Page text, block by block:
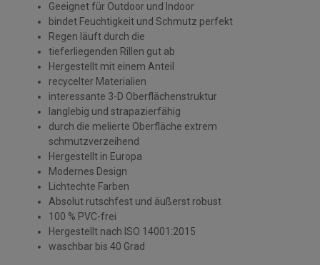
Geeignet für Outdoor und Indoor
bindet Feuchtigkeit und Schmutz perfekt
Regen läuft durch die
tieferliegenden Rillen gut ab
Hergestellt mit einem Anteil
recycelter Materialien
interessante 3-D Oberflächenstruktur
langlebig und strapazierfähig
durch die melierte Oberfläche extrem
schmutzverzeihend
Hergestellt in Europa
Modernes Design
Lichtechte Farben
Absolut rutschfest und äußerst robust
100 % PVC-frei
Hergestellt nach ISO 14001:2015
waschbar bis 40 Grad